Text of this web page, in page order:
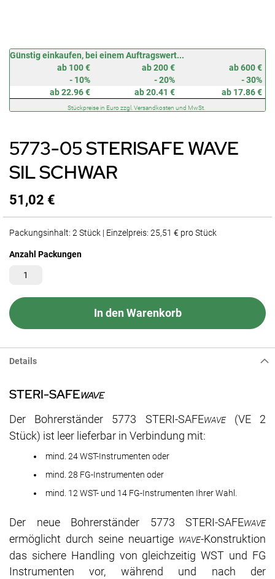
Günstig einkaufen, bei einem Auftragswert...
ab 100 €
ab 200 €
ab 600 €
- 10%
- 20%
- 30%
ab 22.96 €
ab 20.41 € ab 17.86 €
Stückpreise in Euro zzgl. Versandkosten und MwSt.
5773-05 STERISAFE WAVE
SIL SCHWAR
51,02 €
Packungsinhalt: 2 Stück | Einzelpreis: 25,51 € pro Stück
Anzahl Packungen
In den Warenkorb
Zum
Anfang
springen
Details
STERI-SAFEWAVE
Der Bohrerständer 5773 STERI-SAFEWAVE(VE 2
Stück) ist leer lieferbar in Verbindung mit:
mind. 24 WST-Instrumenten oder
mind. 28 FG-Instrumenten oder
mind. 12 WST- und 14 FG-Instrumenten Ihrer Wahl.
Der neue Bohrerständer 5773 STERI-SAFEWAVE
ermöglicht durch seine neuartige WAVE-Konstruktion
das sichere Handling von gleichzeitig WST und FG
Instrumenten vor, während und nach der